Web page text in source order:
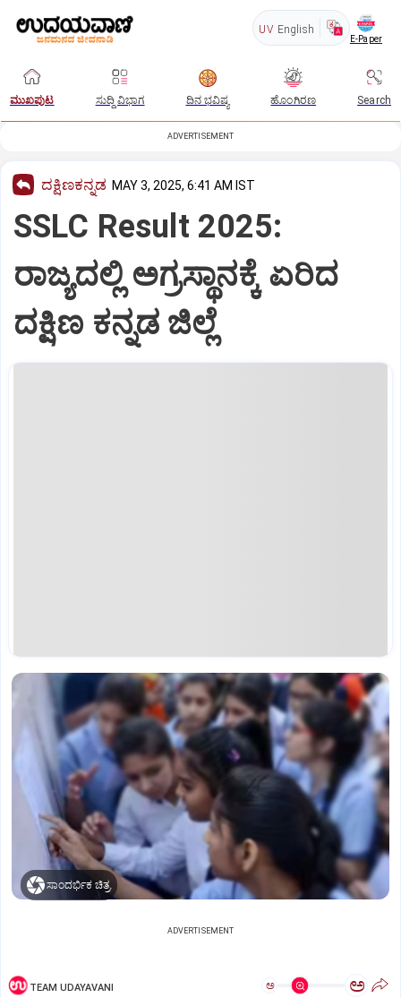
UV English
E-Paper
ಮುಖಪುಟ ಸುದ್ದಿ ವಿಭಾಗ ದಿನ ಭವಿಷ್ಯ ಹೊಂಗಿರಣ Search
ADVERTISEMENT
ದಕ್ಷಿಣಕನ್ನಡ MAY 3, 2025, 6:41 AM IST
SSLC Result 2025:
ರಾಜ್ಯದಲ್ಲಿ ಅಗ್ರಸ್ಥಾನಕ್ಕೆ ಏರಿದ
ದಕ್ಷಿಣ ಕನ್ನಡ ಜಿಲ್ಲೆ
ಸಾಂದರ್ಭಿಕ ಚಿತ್ರ.
ADVERTISEMENT
TEAM UDAYAVANI ಅ ಅ